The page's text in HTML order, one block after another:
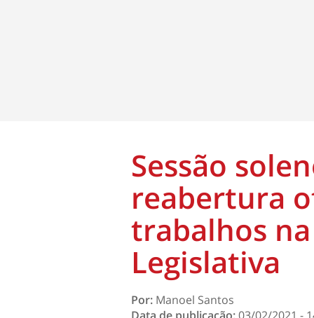
Sessão
reabertura
trabalhos
Legislativa
Por: Manoel Santos